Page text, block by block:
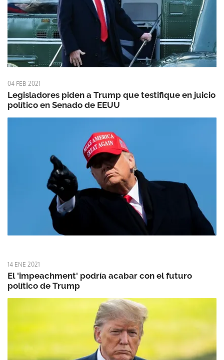
04 FEB 2021
Legisladores piden a Trump que testifique en juicio
político en Senado de EEUU
14 ENE 2021
El 'impeachment' podría acabar con el futuro
político de Trump